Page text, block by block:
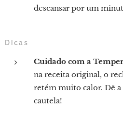
descansar por um
Dicas
Cuidado com a
na receita original, o
retém muito calor. Dê
cautela!